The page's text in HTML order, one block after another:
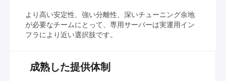
より高い安定性、強い分離性、深いチューニング余地
が必要なチームにとって、専用サーバーは実運用イン
フラにより近い選択肢です。
成熟した提供体制